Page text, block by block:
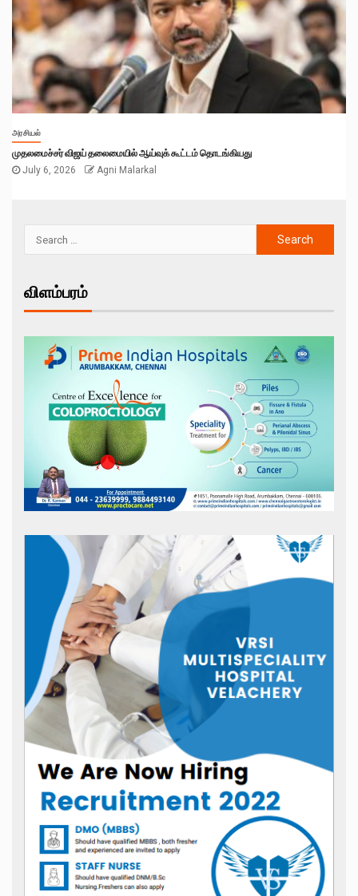
அரசியல்
முதலமைச்சர் விஜய் தலைமையில் ஆய்வுக் கூட்டம் தொடங்கியது
July 6, 2026
Agni Malarkal
விளம்பரம்